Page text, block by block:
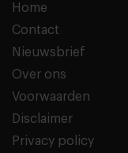
Home
Contact
Nieuwsbrief
Over ons
Voorwaarden
Disclaimer
Privacy policy